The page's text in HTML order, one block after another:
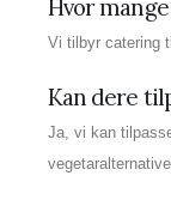
Hvor
Vi tilbyr catering
Kan dere
Ja, vi kan